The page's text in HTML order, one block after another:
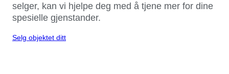
selger, kan vi hjelpe deg med å tjene mer for dine
spesielle gjenstander.
Selg objektet ditt